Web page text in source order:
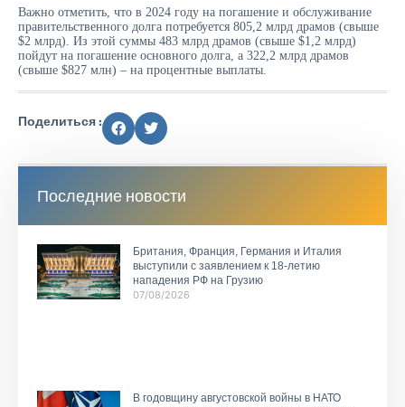
Важно отметить, что в 2024 году на погашение и обслуживание
правительственного долга потребуется 805,2 млрд драмов (свыше
$2 млрд). Из этой суммы 483 млрд драмов (свыше $1,2 млрд)
пойдут на погашение основного долга, а 322,2 млрд драмов
(свыше $827 млн) – на процентные выплаты.
Поделиться :
Последние новости
Британия, Франция, Германия и Италия
выступили с заявлением к 18-летию
нападения РФ на Грузию
07/08/2026
В годовщину августовской войны в НАТО